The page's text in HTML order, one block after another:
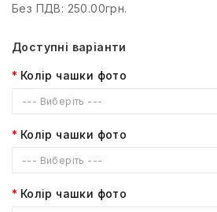
Без ПДВ: 250.00грн.
Доступні варіанти
Колір чашки фото
--- Виберіть ---
Колір чашки фото
--- Виберіть ---
Колір чашки фото